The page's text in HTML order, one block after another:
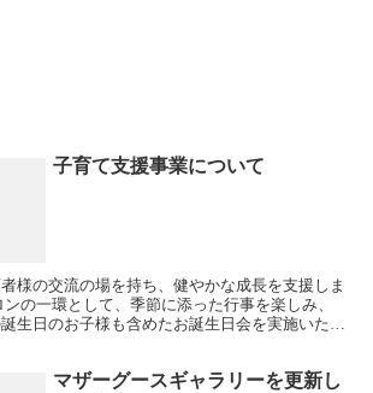
子育て支援事業について
様の交流の場を持ち、健やかな成長を支援しま
の一環として、季節に添った行事を楽しみ、
生日のお子様も含めたお誕生日会を実施いたし
マザーグースギャラリーを更新し